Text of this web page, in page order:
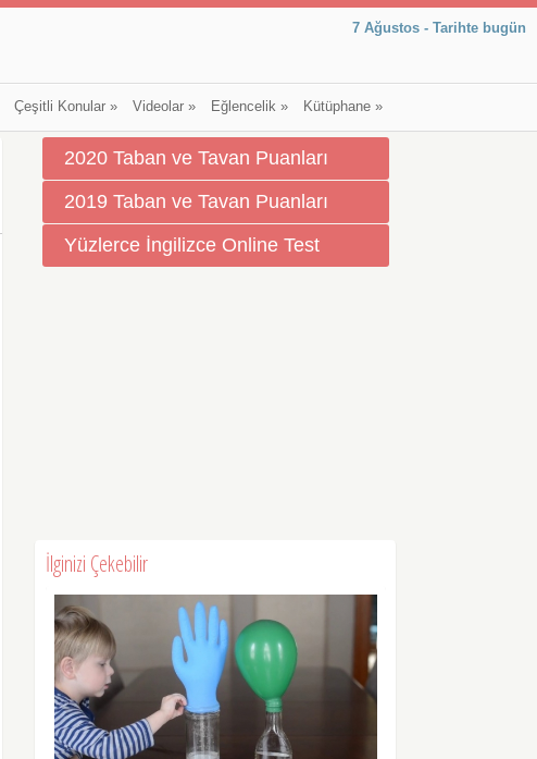
7 Ağustos - Tarihte bugün
Çeşitli Konular» Videolar» Eğlencelik» Kütüphane»
2020 Taban ve Tavan Puanları
2019 Taban ve Tavan Puanları
Yüzlerce İngilizce Online Test
İlginizi Çekebilir